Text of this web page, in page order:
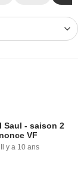
Saul - saison 2
VF
Il y a 10 ans